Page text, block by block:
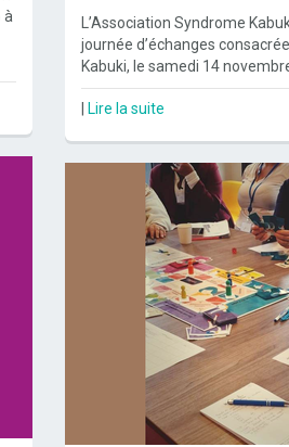
à
L’Association Syndrome
journée d’échanges
Kabuki, le samedi 14
Lire la suite